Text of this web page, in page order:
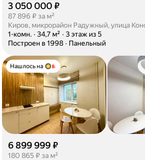
3 050 000 ₽
87 896 ₽ за м²
Киров, микрорайон Радужный, улица
1-комн. · 34,7 м² · 3 этаж из 5
Построен в 1998 · Панельный
Нашлось на
6 899 999 ₽
180 865 ₽ за м²